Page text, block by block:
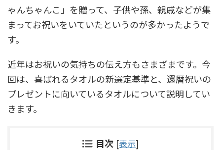
ゃんちゃんこ」を贈って、子供や孫、親戚などが集
まってお祝いをいていたというのが多かったようで
す。
近年はお祝いの気持ちの伝え方もさまざまです。今
回は、喜ばれるタオルの新選定基準と、還暦祝いの
プレゼントに向いているタオルについて説明してい
きます。
目次 [表示]